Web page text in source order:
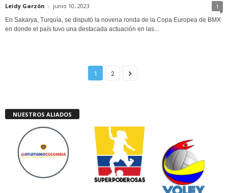
Leidy Garzón - junio 10, 2023 1
En Sakarya, Turquía, se disputó la novena ronda de la Copa Europea de BMX
en donde el país tuvo una destacada actuación en las...
1 2
NUESTROS ALIADOS